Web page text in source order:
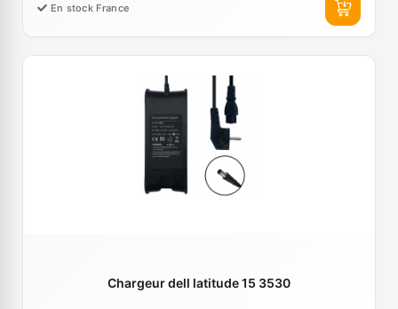
En stock France
Chargeur dell latitude 15 3530